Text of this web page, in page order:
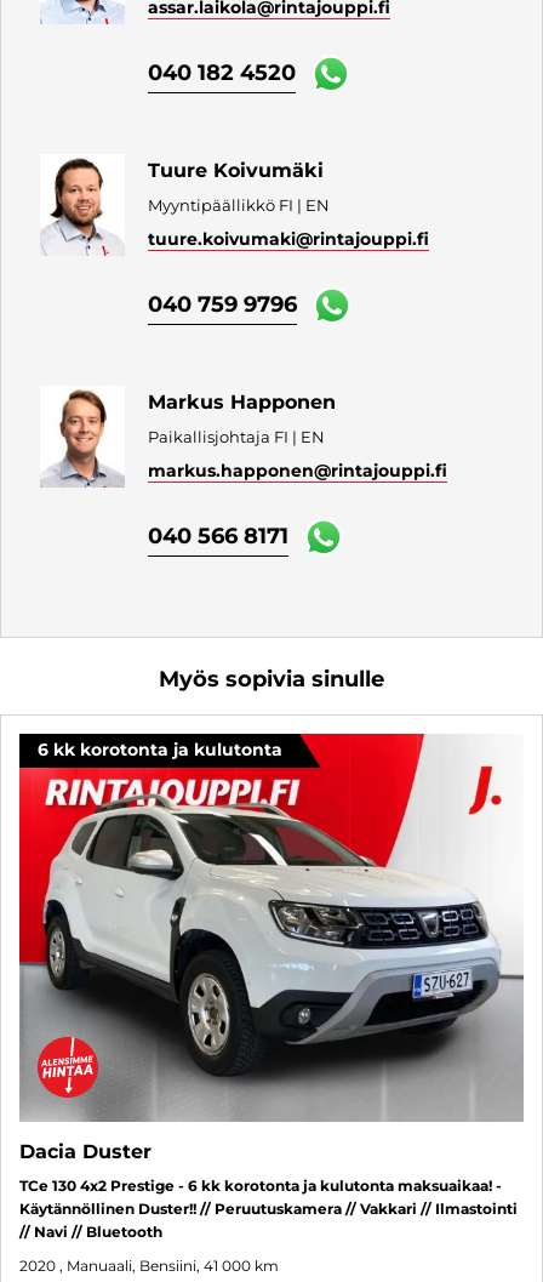
assar.laikola@rintajouppi.fi
040 182 4520
Tuure Koivumäki
Myyntipäällikkö FI | EN
tuure.koivumaki@rintajouppi.fi
040 759 9796
Markus Happonen
Paikallisjohtaja FI | EN
markus.happonen@rintajouppi.fi
040 566 8171
Myös sopivia sinulle
6 kk korotonta ja kulutonta
Dacia Duster
TCe 130 4x2 Prestige - 6 kk korotonta ja kulutonta maksuaikaa! -
Käytännöllinen Duster!! // Peruutuskamera // Vakkari // Ilmastointi
// Navi // Bluetooth
2020 , Manuaali, Bensiini, 41 000 km